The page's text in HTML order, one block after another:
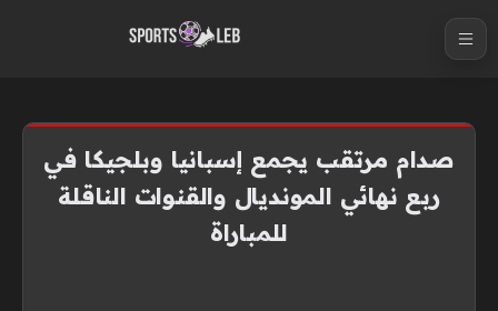
صدام مرتقب يجمع إسبانيا وبلجيكا في
ربع نهائي المونديال والقنوات الناقلة
للمباراة